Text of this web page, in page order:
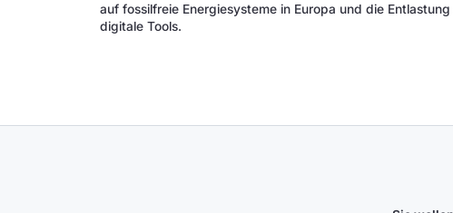
auf fossilfreie Energiesysteme in Europa und die
digitale Tools.